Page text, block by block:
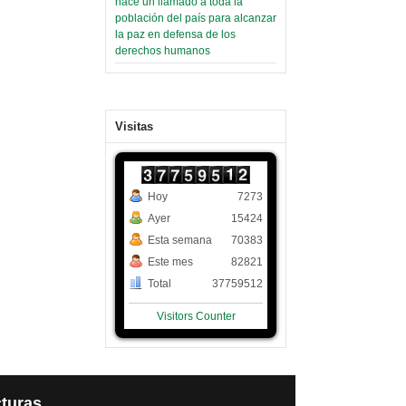
población del país para alcanzar
la paz en defensa de los
derechos humanos
Visitas
Hoy
Ayer
Esta semana
Este mes
Total
7273
15424
70383
82821
37759512
Visitors Counter